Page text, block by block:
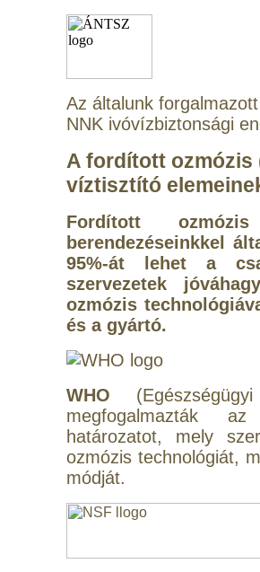
Az általunk
NNK ivóvízbiztonsági
A fordított ozmózis
víztisztító
Fordított
berendezéseinkkel
95%-át lehet a
szervezetek
ozmózis
és a gyártó.
WHO
megfogalmazták
határozatot, mely
ozmózis technológiát,
módját.